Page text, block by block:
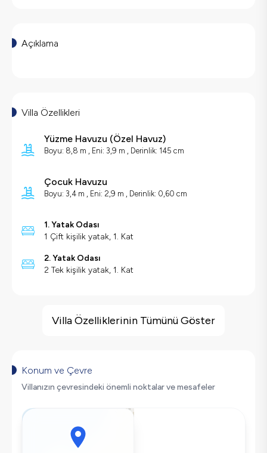
Açıklama
Villa Özellikleri
Yüzme Havuzu (Özel Havuz)
Boyu: 8,8 m , Eni: 3,9 m , Derinlik: 145 cm
Çocuk Havuzu
Boyu: 3,4 m , Eni: 2,9 m , Derinlik: 0,60 cm
1. Yatak Odası
1 Çift kişilik yatak, 1. Kat
2. Yatak Odası
2 Tek kişilik yatak, 1. Kat
Doğa Manzaralı
Salıncak
Bulaşık Makinesi
Çamaşır Makinesi
Villa Özelliklerinin Tümünü Göster
Konum ve Çevre
Villanızın çevresindeki önemli noktalar ve mesafeler